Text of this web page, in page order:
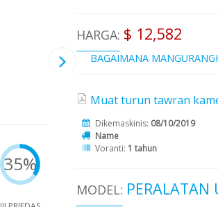
35%
HARGA: $ 12,582
BAGAIMANA
Muat turun tawran
Dikemaskinis: 08/10/2019
Name
Voranti: 1 tahun
MODEL: PERALATAN